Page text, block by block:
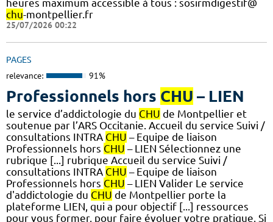
heures maximum accessible à tous : sosirmdigestif@
chu-montpellier.fr
25/07/2026 00:22
PAGES
relevance: 91%
Professionnels hors CHU – LIEN
le service d’addictologie du CHU de Montpellier et
soutenue par l’ARS Occitanie. Accueil du service Suivi /
consultations INTRA CHU – Equipe de liaison
Professionnels hors CHU – LIEN Sélectionnez une
rubrique [...] rubrique Accueil du service Suivi /
consultations INTRA CHU – Equipe de liaison
Professionnels hors CHU – LIEN Valider Le service
d'addictologie du CHU de Montpellier porte la
plateforme LIEN, qui a pour objectif [...] ressources
pour vous former, pour faire évoluer votre pratique. Si